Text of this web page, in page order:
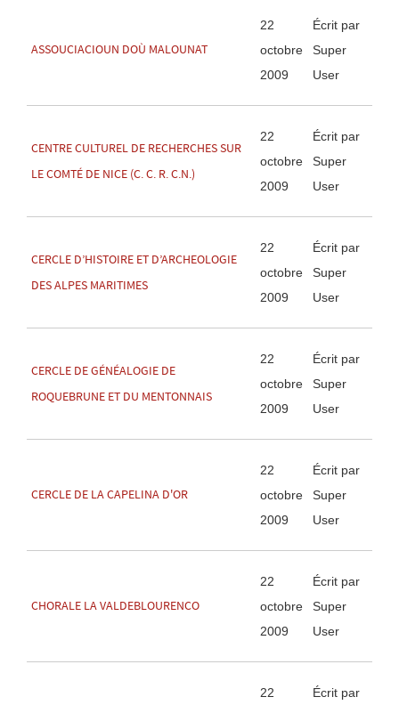
ASSOUCIACIOUN DOÙ MALOUNAT
22
octobre
2009
Écrit par
Super
User
CENTRE CULTUREL DE RECHERCHES SUR
LE COMTÉ DE NICE (C. C. R. C.N.)
22
octobre
2009
Écrit par
Super
User
CERCLE D’HISTOIRE ET D’ARCHEOLOGIE
DES ALPES MARITIMES
22
octobre
2009
Écrit par
Super
User
CERCLE DE GÉNÉALOGIE DE
ROQUEBRUNE ET DU MENTONNAIS
22
octobre
2009
Écrit par
Super
User
CERCLE DE LA CAPELINA D'OR
22
octobre
2009
Écrit par
Super
User
CHORALE LA VALDEBLOURENCO
22
octobre
2009
Écrit par
Super
User
22 Écrit par